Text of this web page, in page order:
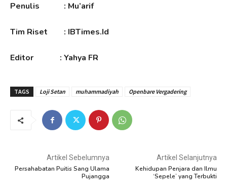
Penulis : Mu’arif
Tim Riset : IBTimes.Id
Editor : Yahya FR
TAGS Loji Setan muhammadiyah Openbare Vergadering
Artikel Sebelumnya
Persahabatan Puitis Sang Ulama
Pujangga
Artikel Selanjutnya
Kehidupan Penjara dan Ilmu
‘Sepele’ yang Terbukti